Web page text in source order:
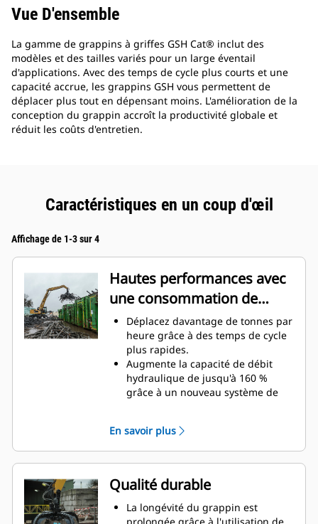
Vue D'ensemble
La gamme de grappins à griffes GSH Cat® inclut des
modèles et des tailles variés pour un large éventail
d'applications. Avec des temps de cycle plus courts et une
capacité accrue, les grappins GSH vous permettent de
déplacer plus tout en dépensant moins. L'amélioration de la
conception du grappin accroît la productivité globale et
réduit les coûts d'entretien.
Caractéristiques en un coup d'œil
Affichage de 1-3 sur 4
Hautes performances avec
une consommation de
carburant réduite
Déplacez davantage de tonnes par
heure grâce à des temps de cycle
plus rapides.
Augmente la capacité de débit
hydraulique de jusqu'à 160 %
grâce à un nouveau système de
remplissage global de jusqu'à 140-
200 % grâce à la courbure des
dents optimisée.
Les machines Cat sont pré-
programmées avec des
paramètres de performance
optimaux pour votre grappin afin
En savoir plus
Qualité durable
La longévité du grappin est